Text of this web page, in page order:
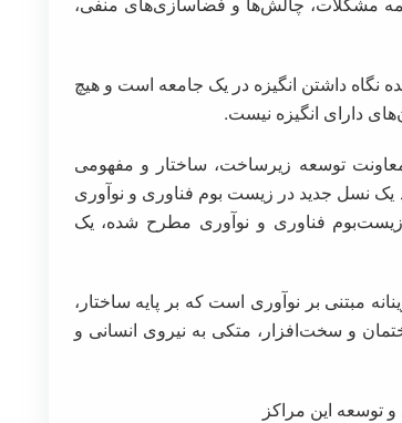
نگاه داشتن انگیزه در یک جامعه است و هیچ
دارای انگیزه نیست.
توسعه زیرساخت، ساختار و مفهومی
یک نسل جدید در زیست بوم فناوری و نوآوری
فناوری و نوآوری مطرح شده، یک
مبتنی بر نوآوری است که بر پایه ساختار،
و سخت‌افزار، متکی به نیروی انسانی و
توسعه این مراکز